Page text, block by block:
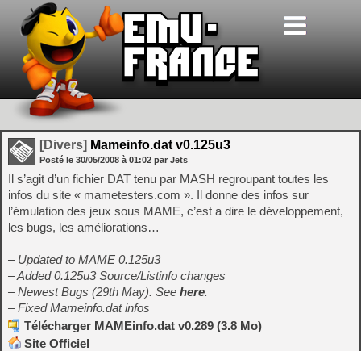
[Divers] Mameinfo.dat v0.125u3
Posté le 30/05/2008 à 01:02 par Jets
Il s’agit d’un fichier DAT tenu par MASH regroupant toutes les
infos du site « mametesters.com ». Il donne des infos sur
l’émulation des jeux sous MAME, c’est a dire le développement,
les bugs, les améliorations…
– Updated to MAME 0.125u3
– Added 0.125u3 Source/Listinfo changes
– Newest Bugs (29th May). See here.
– Fixed Mameinfo.dat infos
Télécharger MAMEinfo.dat v0.289 (3.8 Mo)
Site Officiel